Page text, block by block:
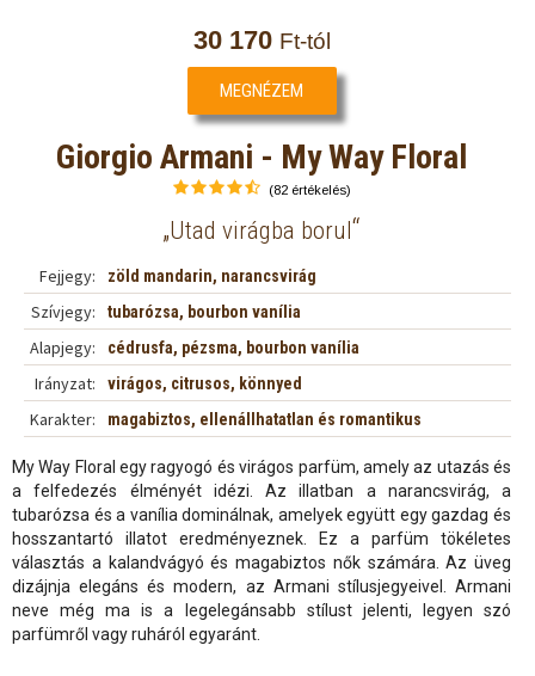
30 170 Ft-tól
MEGNÉZEM
Giorgio Armani - My Way Floral
(82 értékelés)
„Utad virágba borul “
Fejjegy: zöld mandarin, narancsvirág
Szívjegy: tubarózsa, bourbon vanília
Alapjegy: cédrusfa, pézsma, bourbon vanília
Irányzat: virágos, citrusos, könnyed
Karakter: magabiztos, ellenállhatatlan és romantikus
My Way Floral egy ragyogó és virágos parfüm, amely az utazás és
a felfedezés élményét idézi. Az illatban a narancsvirág, a
tubarózsa és a vanília dominálnak, amelyek együtt egy gazdag és
hosszantartó illatot eredményeznek. Ez a parfüm tökéletes
választás a kalandvágyó és magabiztos nők számára. Az üveg
dizájnja elegáns és modern, az Armani stílusjegyeivel. Armani
neve még ma is a legelegánsabb stílust jelenti, legyen szó
parfümről vagy ruháról egyaránt.